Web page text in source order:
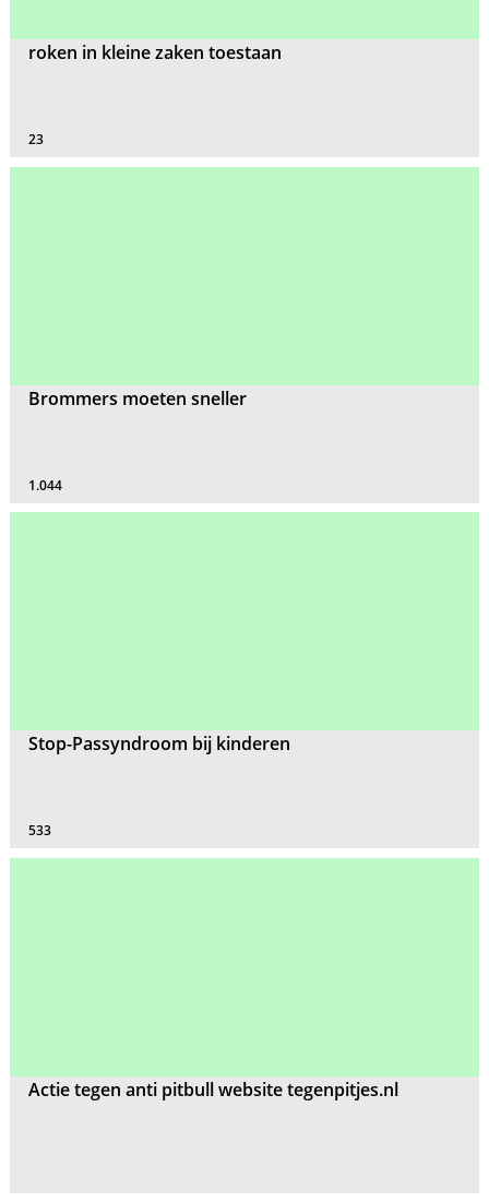
roken in kleine zaken toestaan
23
Brommers moeten sneller
1.044
Stop-Passyndroom bij kinderen
533
Actie tegen anti pitbull website tegenpitjes.nl